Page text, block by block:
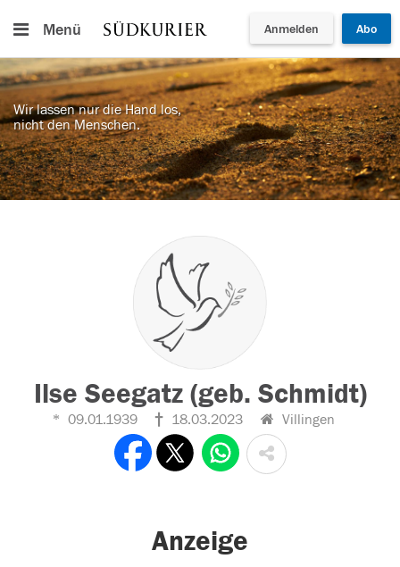
Menü Anmelden Abo
Wir lassen nur die Hand los,
nicht den Menschen.
Ilse Seegatz (geb. Schmidt)
09.01.1939 18.03.2023 Villingen
Anzeige